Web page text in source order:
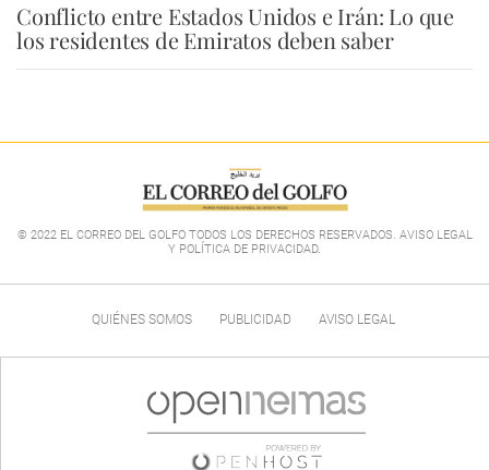
Conflicto entre Estados Unidos e Irán: Lo que
los residentes de Emiratos deben saber
© 2022 EL CORREO DEL GOLFO TODOS LOS DERECHOS RESERVADOS. AVISO LEGAL
Y POLÍTICA DE PRIVACIDAD.
QUIÉNES SOMOS PUBLICIDAD AVISO LEGAL